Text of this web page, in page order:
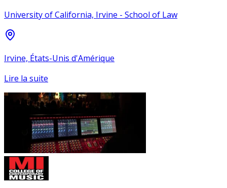
University of California, Irvine - School of Law
Irvine, États-Unis d'Amérique
Lire la suite